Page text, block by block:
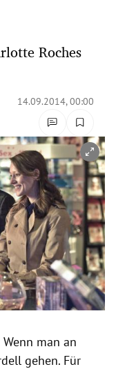
Roches
14.09.2014, 00:00
man an
gehen. Für